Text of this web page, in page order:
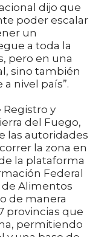
dijo que
poder escalar
un
a toda la
pero en una
sino también
nivel país”.
Registro y
del Fuego,
las autoridades
la zona en
la plataforma
Federal
de Alimentos
de manera
provincias que
permitiendo